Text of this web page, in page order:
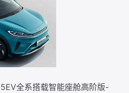
全系搭载智能座舱高阶版-